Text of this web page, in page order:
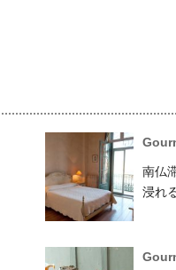
南仏
浸れ